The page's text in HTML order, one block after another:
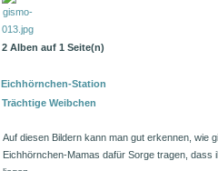
2 Alben auf 1 Seite(n)
Eichhörnchen-Station
Trächtige Weibchen
Auf diesen Bildern kann man gut erkennen, wie
Eichhörnchen-Mamas dafür Sorge tragen,